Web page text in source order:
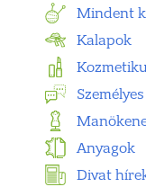
Mindent
Kalapok
Anyagok
Divat